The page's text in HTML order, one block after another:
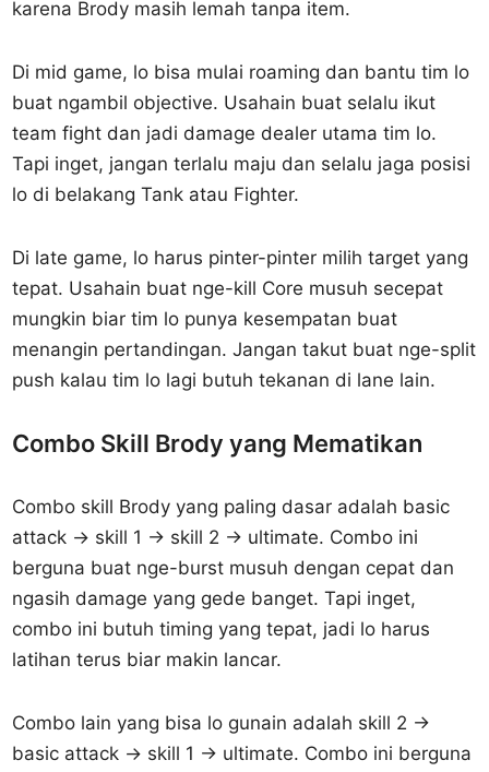
karena Brody masih lemah tanpa item.
Di mid game, lo bisa mulai roaming dan bantu tim lo
buat ngambil objective. Usahain buat selalu ikut
team fight dan jadi damage dealer utama tim lo.
Tapi inget, jangan terlalu maju dan selalu jaga posisi
lo di belakang Tank atau Fighter.
Di late game, lo harus pinter-pinter milih target yang
tepat. Usahain buat nge-kill Core musuh secepat
mungkin biar tim lo punya kesempatan buat
menangin pertandingan. Jangan takut buat nge-split
push kalau tim lo lagi butuh tekanan di lane lain.
Combo Skill Brody yang Mematikan
Combo skill Brody yang paling dasar adalah basic
attack -> skill 1 -> skill 2 -> ultimate. Combo ini
berguna buat nge-burst musuh dengan cepat dan
ngasih damage yang gede banget. Tapi inget,
combo ini butuh timing yang tepat, jadi lo harus
latihan terus biar makin lancar.
Combo lain yang bisa lo gunain adalah skill 2 ->
basic attack -> skill 1 -> ultimate. Combo ini berguna